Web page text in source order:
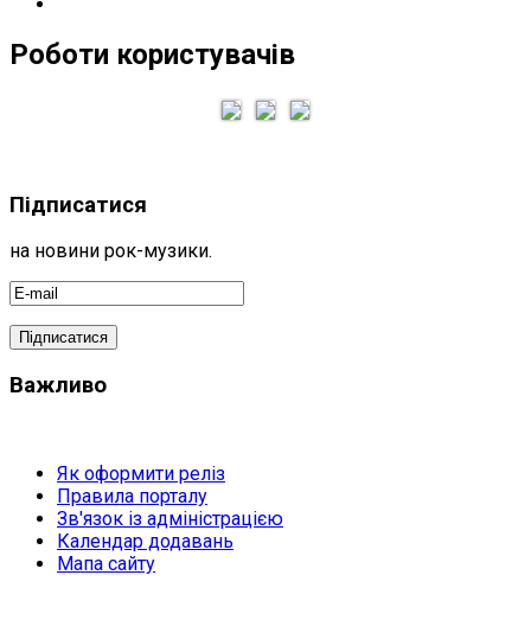
Роботи користувачів
Підписатися
на новини рок-музики.
Важливо
Як оформити реліз
Правила порталу
Зв'язок із адміністрацією
Календар додавань
Мапа сайту